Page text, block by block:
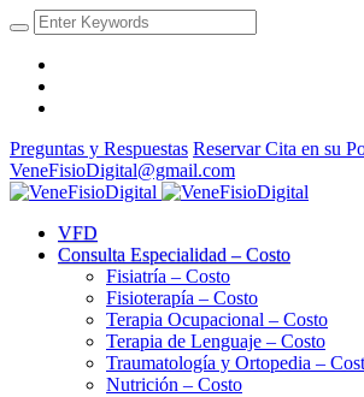
Preguntas y Respuestas Reservar Cita en su
VeneFisioDigital@gmail.com
VFD
Consulta Especialidad – Costo
Fisiatría – Costo
Fisioterapía – Costo
Terapia Ocupacional – Costo
Terapia de Lenguaje – Costo
Traumatología y Ortopedia –
Nutrición – Costo